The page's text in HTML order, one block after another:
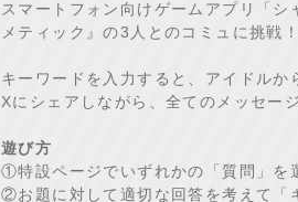
スマートフォン向けゲームアプリ「
メティック』の3人とのコミュに挑戦！
キーワードを入力すると、アイドル
Xにシェアしながら、全てのメッセー
遊び方
①特設ページでいずれかの「質問」を
②お題に対して適切な回答を考えて「